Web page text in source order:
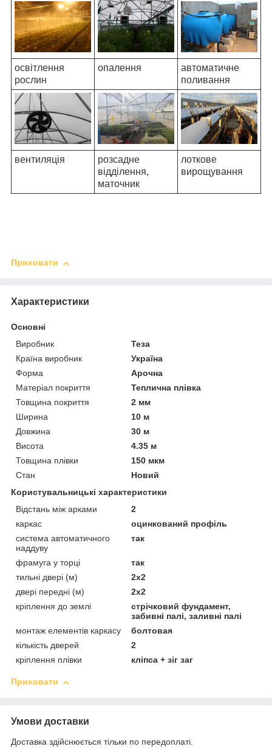
освітлення
рослин
опалення
автоматичне
поливання
вентиляція
розсадне
відділення,
маточник
лоткове
вирощування
Приховати
Характеристики
Основні
Виробник
Теза
Країна виробник
Україна
Форма
Арочна
Матеріал покриття
Теплична плівка
Товщина покриття
2 мм
Ширина
10 м
Довжина
30 м
Висота
4.35 м
Товщина плівки
150 мкм
Стан
Новий
Користувальницькі характеристики
Відстань між арками
2
каркас
оцинкований профіль
система автоматичного
наддуву
так
фрамуга у торці
так
тильні двері (м)
2х2
двері передні (м)
2х2
кріплення до землі
стрічковий фундамент,
забивні палі, заливні палі
монтаж елементів каркасу
болтовая
кількість дверей
2
кріплення плівки
кліпса + зіг заг
Приховати
Умови доставки
Доставка здійснюється тільки по передоплаті.